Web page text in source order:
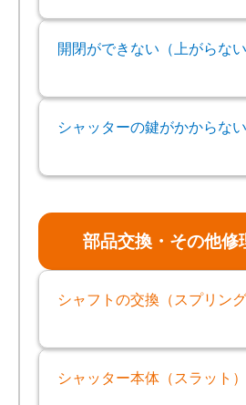
開閉ができない（上がらな
シャッターの鍵がかからない
部品交換・その他修
シャフトの交換（スプリング
シャッター本体（スラット